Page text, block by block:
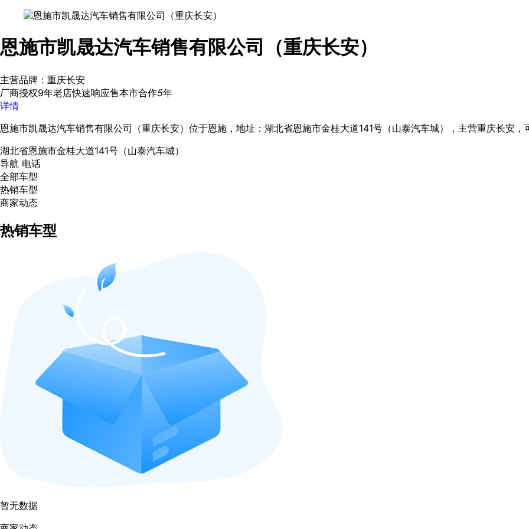
恩施市凯晟达汽车销售有限公司（重庆长安）
主营品牌：重庆长安
厂商授权9年老店快速响应售本市合作5年
详情
恩施市凯晟达汽车销售有限公司（重庆长安）位于恩施，地址：湖北省恩施市金桂大道141号（山泰汽车城），主营重庆长安，
湖北省恩施市金桂大道141号（山泰汽车城）
导航 电话
全部车型
热销车型
商家动态
热销车型
暂无数据